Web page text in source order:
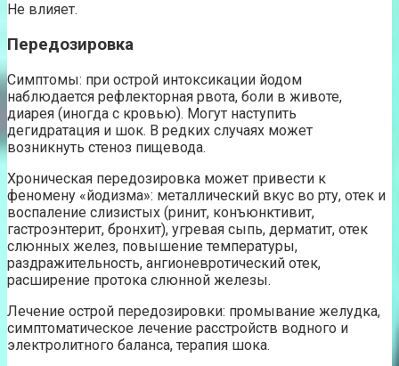
Не влияет.
Передозировка
Симптомы: при острой интоксикации йодом
наблюдается рефлекторная рвота, боли в животе,
диарея (иногда с кровью). Могут наступить
дегидратация и шок. В редких случаях может
возникнуть стеноз пищевода.
Хроническая передозировка может привести к
феномену «йодизма»: металлический вкус во рту, отек и
воспаление слизистых (ринит, конъюнктивит,
гастроэнтерит, бронхит), угревая сыпь, дерматит, отек
слюнных желез, повышение температуры,
раздражительность, ангионевротический отек,
расширение протока слюнной железы.
Лечение острой передозировки: промывание желудка,
симптоматическое лечение расстройств водного и
электролитного баланса, терапия шока.